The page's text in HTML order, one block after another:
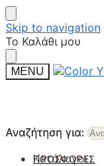
Skip to navigation
Το Καλάθι μου
MENU
Αναζήτηση για:
Κατάλογοι
Αναζήτηση για:
ΠΡΟΣΦΟΡΈΣ